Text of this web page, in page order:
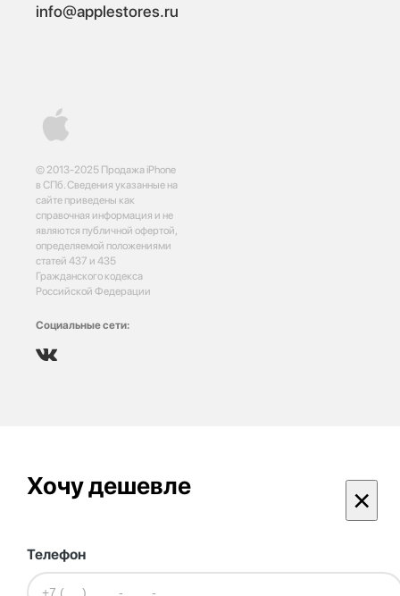
© 2013-2025 Продажа iPhone
в СПб. Сведения указанные на
сайте приведены как
справочная информация и не
являются публичной офертой,
определяемой положениями
статей 437 и 435
Гражданского кодекса
Российской Федерации
Социальные сети:
info@applestores.ru
Хочу дешевле ×
Телефон